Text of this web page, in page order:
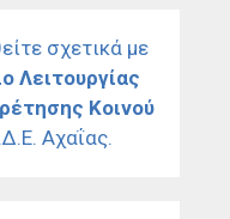
σχετικά με
Λειτουργίας
Κοινού
Αχαΐας.